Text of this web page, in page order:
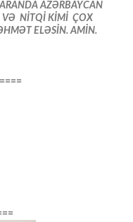
AZƏRBAYCAN
VƏ NİTQİ KİMİ ÇOX
ELƏSİN. AMİN.